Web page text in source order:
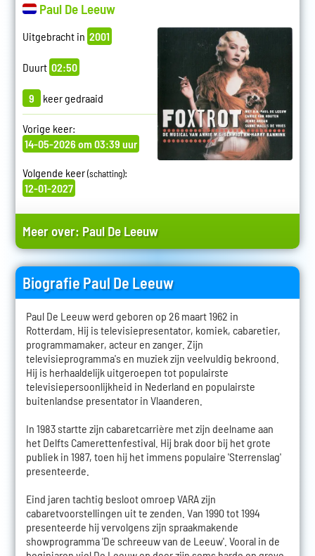
Paul De Leeuw
Uitgebracht in 2001
Duurt 02:50
9 keer gedraaid
Vorige keer:
14-05-2026 om 03:39 uur
Volgende keer(schatting):
12-01-2027
Meer over: Paul De Leeuw
Biografie Paul De Leeuw
Paul De Leeuw werd geboren op 26 maart 1962 in
Rotterdam. Hij is televisiepresentator, komiek, cabaretier,
programmamaker, acteur en zanger. Zijn
televisieprogramma's en muziek zijn veelvuldig bekroond.
Hij is herhaaldelijk uitgeroepen tot populairste
televisiepersoonlijkheid in Nederland en populairste
buitenlandse presentator in Vlaanderen.
In 1983 startte zijn cabaretcarrière met zijn deelname aan
het Delfts Camerettenfestival. Hij brak door bij het grote
publiek in 1987, toen hij het immens populaire 'Sterrenslag'
presenteerde.
Eind jaren tachtig besloot omroep VARA zijn
cabaretvoorstellingen uit te zenden. Van 1990 tot 1994
presenteerde hij vervolgens zijn spraakmakende
showprogramma 'De schreeuw van de Leeuw'. Vooral in de